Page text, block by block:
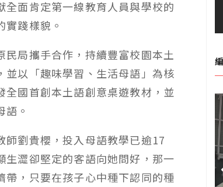
面肯定第一線教育人員與學校的
踐樣貌。
局攜手合作，持續豐富校園本土
以「趣味學習、生活母語」為核
國首創本土語創意桌遊教材，並
。
劉貴櫻，投入母語教學已逾17
澀卻堅定的客語向她問好，那一
，只要在孩子心中種下認同的種